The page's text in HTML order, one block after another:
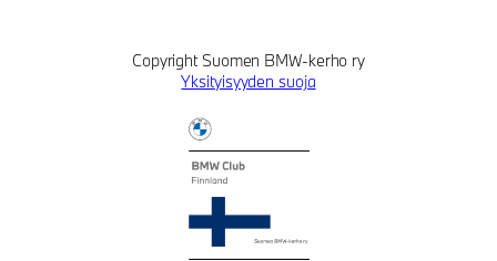
Copyright Suomen BMW-kerho ry
Yksityisyyden suoja